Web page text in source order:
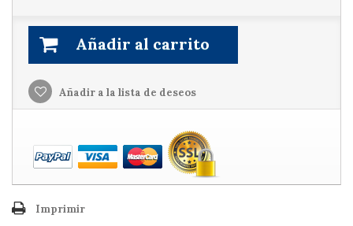
Añadir al carrito
Añadir a la lista de deseos
Imprimir